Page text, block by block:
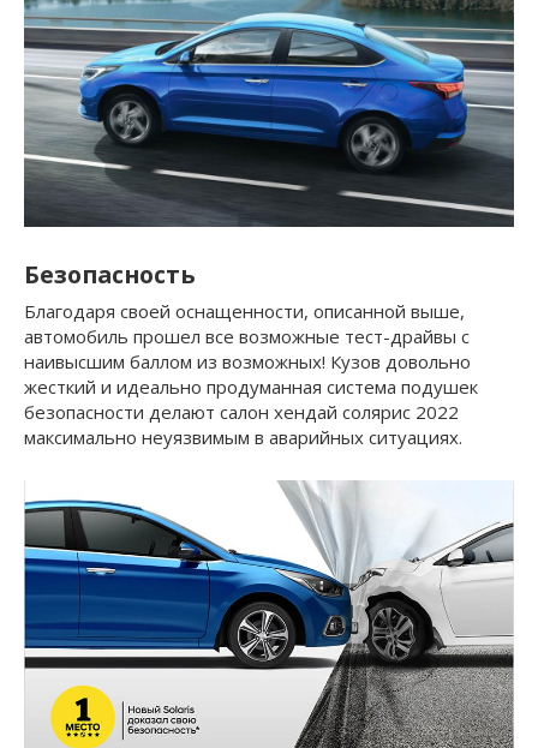
Безопасность
Благодаря своей оснащенности, описанной выше,
автомобиль прошел все возможные тест-драйвы с
наивысшим баллом из возможных! Кузов довольно
жесткий и идеально продуманная система подушек
безопасности делают салон хендай солярис 2022
максимально неуязвимым в аварийных ситуациях.